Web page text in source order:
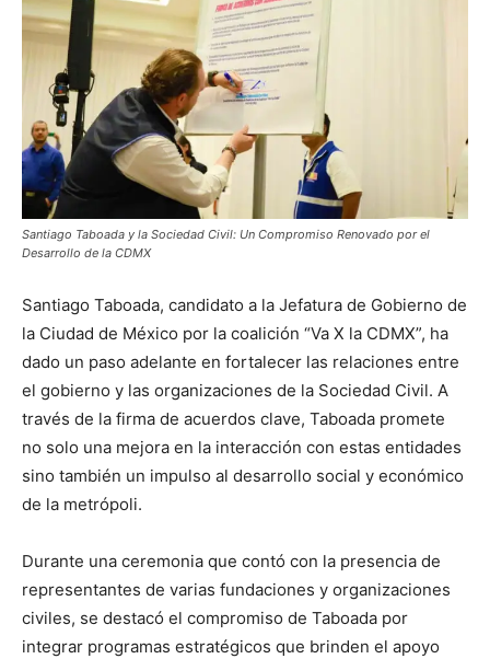
Santiago Taboada y la Sociedad Civil: Un Compromiso Renovado por el
Desarrollo de la CDMX
Santiago Taboada, candidato a la Jefatura de Gobierno de
la Ciudad de México por la coalición “Va X la CDMX”, ha
dado un paso adelante en fortalecer las relaciones entre
el gobierno y las organizaciones de la Sociedad Civil. A
través de la firma de acuerdos clave, Taboada promete
no solo una mejora en la interacción con estas entidades
sino también un impulso al desarrollo social y económico
de la metrópoli.
Durante una ceremonia que contó con la presencia de
representantes de varias fundaciones y organizaciones
civiles, se destacó el compromiso de Taboada por
integrar programas estratégicos que brinden el apoyo